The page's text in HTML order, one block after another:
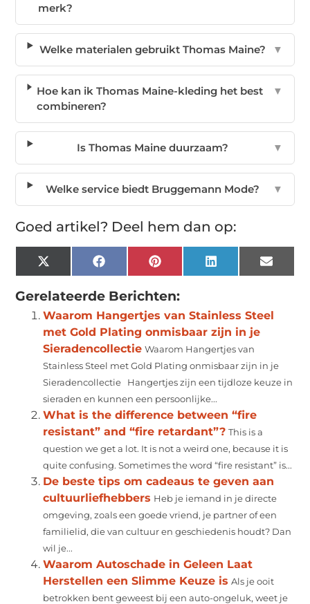
merk?
Welke materialen gebruikt Thomas Maine? ▼
Hoe kan ik Thomas Maine-kleding het best
combineren?
▼
Is Thomas Maine duurzaam? ▼
Welke service biedt Bruggemann Mode? ▼
Goed artikel? Deel hem dan op:
X
(Twitter)
Facebook Pinterest LinkedIn Email
Gerelateerde Berichten:
Waarom Hangertjes van Stainless Steel
met Gold Plating onmisbaar zijn in je
Sieradencollectie Waarom Hangertjes van
Stainless Steel met Gold Plating onmisbaar zijn in je
Sieradencollectie Hangertjes zijn een tijdloze keuze in
sieraden en kunnen een persoonlijke...
What is the difference between “fire
resistant” and “fire retardant”? This is a
question we get a lot. It is not a weird one, because it is
quite confusing. Sometimes the word “fire resistant” is...
De beste tips om cadeaus te geven aan
cultuurliefhebbers Heb je iemand in je directe
omgeving, zoals een goede vriend, je partner of een
familielid, die van cultuur en geschiedenis houdt? Dan
wil je...
Waarom Autoschade in Geleen Laat
Herstellen een Slimme Keuze is Als je ooit
betrokken bent geweest bij een auto-ongeluk, weet je